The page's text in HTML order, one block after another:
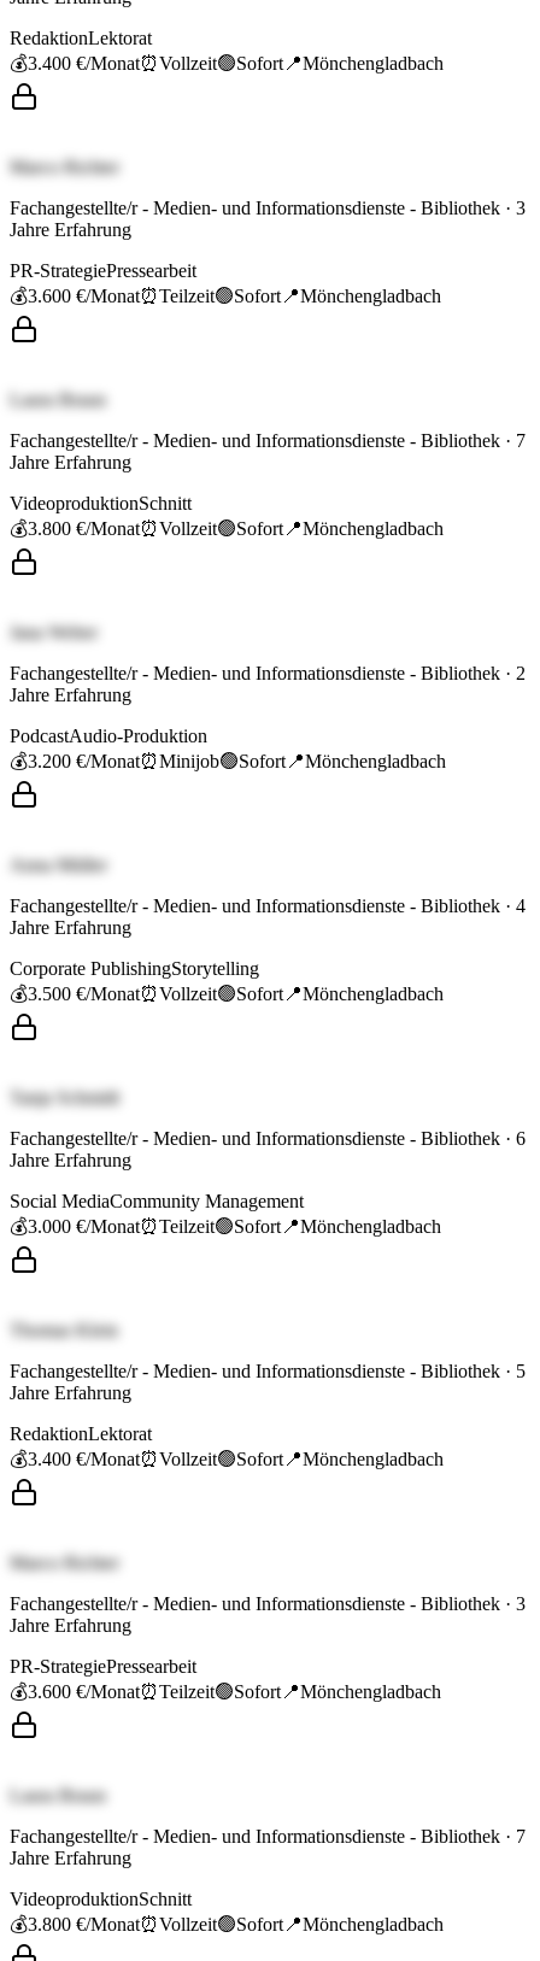
RedaktionLektorat
💰3.400 €/Monat⏰Vollzeit🟢Sofort 📍Mönchengladbach
Marco Richter
Fachangestellte/r - Medien- und Informationsdienste - Bibliothek · 3
Jahre Erfahrung
PR-StrategiePressearbeit
💰3.600 €/Monat⏰Teilzeit🟢Sofort 📍Mönchengladbach
Laura Braun
Fachangestellte/r - Medien- und Informationsdienste - Bibliothek · 7
Jahre Erfahrung
VideoproduktionSchnitt
💰3.800 €/Monat⏰Vollzeit🟢Sofort 📍Mönchengladbach
Jana Weber
Fachangestellte/r - Medien- und Informationsdienste - Bibliothek · 2
Jahre Erfahrung
PodcastAudio-Produktion
💰3.200 €/Monat⏰Minijob🟢Sofort 📍Mönchengladbach
Anna Müller
Fachangestellte/r - Medien- und Informationsdienste - Bibliothek · 4
Jahre Erfahrung
Corporate PublishingStorytelling
💰3.500 €/Monat⏰Vollzeit🟢Sofort 📍Mönchengladbach
Tanja Schmidt
Fachangestellte/r - Medien- und Informationsdienste - Bibliothek · 6
Jahre Erfahrung
Social MediaCommunity Management
💰3.000 €/Monat⏰Teilzeit🟢Sofort 📍Mönchengladbach
Thomas Klein
Fachangestellte/r - Medien- und Informationsdienste - Bibliothek · 5
Jahre Erfahrung
RedaktionLektorat
💰3.400 €/Monat⏰Vollzeit🟢Sofort 📍Mönchengladbach
Marco Richter
Fachangestellte/r - Medien- und Informationsdienste - Bibliothek · 3
Jahre Erfahrung
PR-StrategiePressearbeit
💰3.600 €/Monat⏰Teilzeit🟢Sofort 📍Mönchengladbach
Laura Braun
Fachangestellte/r - Medien- und Informationsdienste - Bibliothek · 7
Jahre Erfahrung
VideoproduktionSchnitt
💰3.800 €/Monat⏰Vollzeit🟢Sofort 📍Mönchengladbach